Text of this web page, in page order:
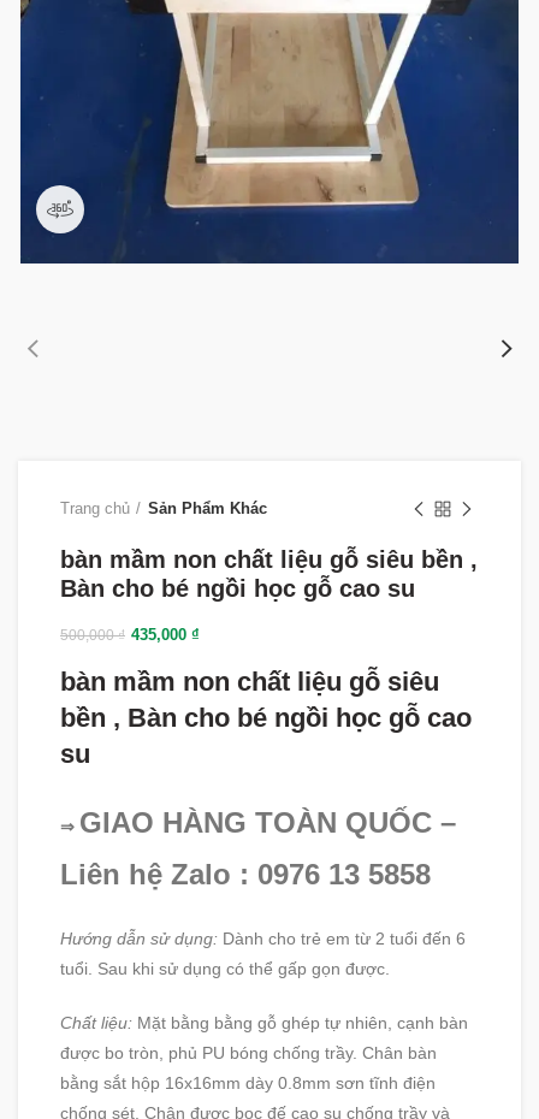
360 product view
Trang chủ Sản Phẩm Khác
bàn mầm non chất liệu gỗ siêu bền ,
Bàn cho bé ngồi học gỗ cao su
500,000₫ 435,000 ₫
bàn mầm non chất liệu gỗ siêu
bền , Bàn cho bé ngồi học gỗ cao
su
⇒ GIAO HÀNG TOÀN QUỐC –
Liên hệ Zalo : 0976 13 5858
Hướng dẫn sử dụng: Dành cho trẻ em từ 2 tuổi đến 6
tuổi. Sau khi sử dụng có thể gấp gọn được.
Chất liệu: Mặt bằng bằng gỗ ghép tự nhiên, cạnh bàn
được bo tròn, phủ PU bóng chống trầy. Chân bàn
bằng sắt hộp 16x16mm dày 0.8mm sơn tĩnh điện
chống sét. Chân được bọc đế cao su chống trầy và